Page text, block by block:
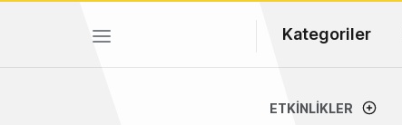
Kategoriler
ETKINLIKLER